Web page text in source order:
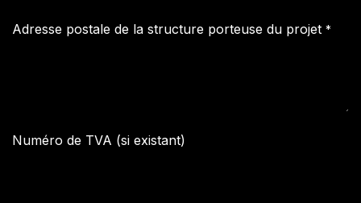
Adresse postale de la structure porteuse du projet *
Numéro de TVA (si existant)